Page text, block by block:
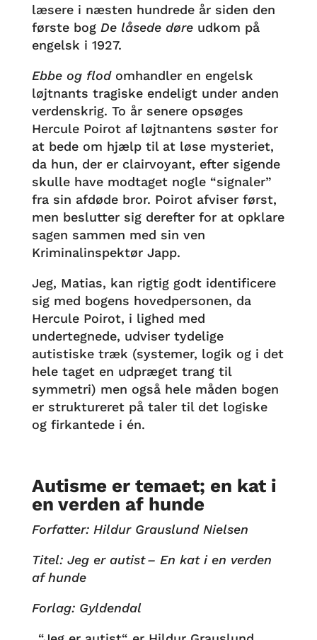
læsere i næsten hundrede år siden den
første bog De låsede døre udkom på
engelsk i 1927.
Ebbe og flod omhandler en engelsk
løjtnants tragiske endeligt under anden
verdenskrig. To år senere opsøges
Hercule Poirot af løjtnantens søster for
at bede om hjælp til at løse mysteriet,
da hun, der er clairvoyant, efter sigende
skulle have modtaget nogle “signaler”
fra sin afdøde bror. Poirot afviser først,
men beslutter sig derefter for at opklare
sagen sammen med sin ven
Kriminalinspektør Japp.
Jeg, Matias, kan rigtig godt identificere
sig med bogens hovedpersonen, da
Hercule Poirot, i lighed med
undertegnede, udviser tydelige
autistiske træk (systemer, logik og i det
hele taget en udpræget trang til
symmetri) men også hele måden bogen
er struktureret på taler til det logiske
og firkantede i én.
Autisme er temaet; en kat i
en verden af hunde
Forfatter: Hildur Grauslund Nielsen
Titel: Jeg er autist – En kat i en verden
af hunde
Forlag: Gyldendal